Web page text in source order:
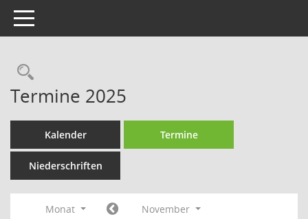
Toggle navigation
Rechercheauswahl
Termine 2025
Kalender Termine
Niederschriften
Monat
November